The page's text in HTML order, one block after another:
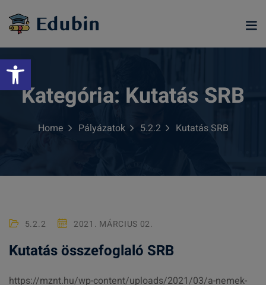
Eszköztár megnyitása
content
Kategória: Kutatás SRB
Home Pályázatok 5.2.2 Kutatás SRB
5.2.2 2021. MÁRCIUS 02.
Kutatás összefoglaló SRB
https://mznt.hu/wp-content/uploads/2021/03/a-nemek-